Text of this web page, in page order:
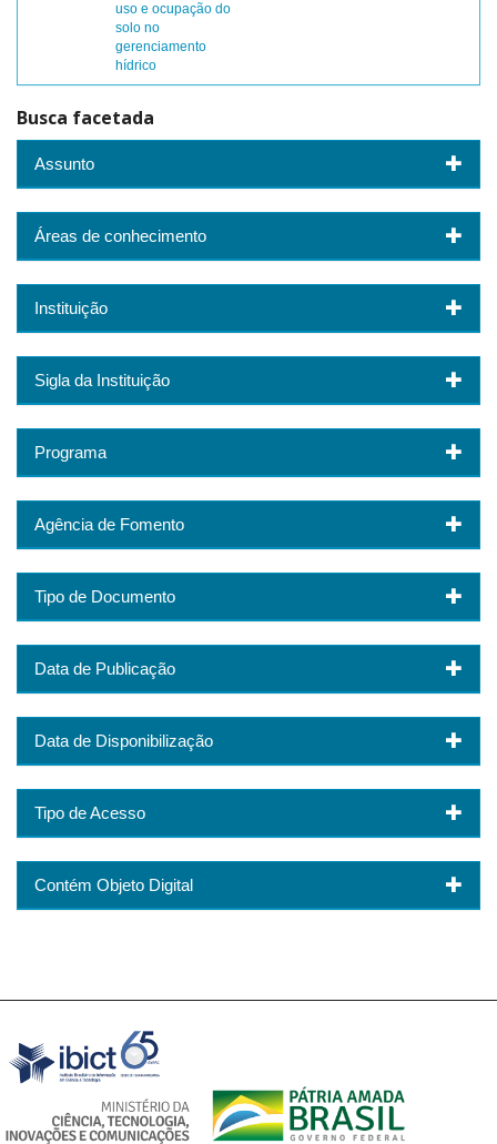
uso e ocupação do
solo no
gerenciamento
hídrico
Busca facetada
Assunto
Áreas de conhecimento
Instituição
Sigla da Instituição
Programa
Agência de Fomento
Tipo de Documento
Data de Publicação
Data de Disponibilização
Tipo de Acesso
Contém Objeto Digital